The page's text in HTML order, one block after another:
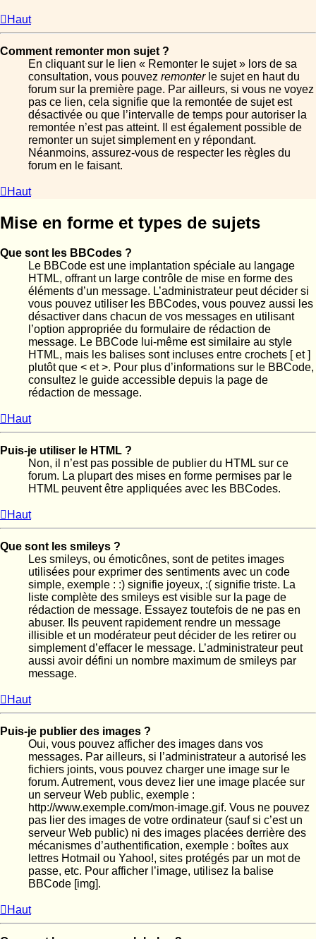
Haut
Comment remonter mon sujet ?
En cliquant sur le lien « Remonter le sujet » lors de sa
consultation, vous pouvez remonterle sujet en haut du
forum sur la première page. Par ailleurs, si vous ne voyez
pas ce lien, cela signifie que la remontée de sujet est
désactivée ou que l’intervalle de temps pour autoriser la
remontée n’est pas atteint. Il est également possible de
remonter un sujet simplement en y répondant.
Néanmoins, assurez-vous de respecter les règles du
forum en le faisant.
Haut
Mise en forme et types de sujets
Que sont les BBCodes ?
Le BBCode est une implantation spéciale au langage
HTML, offrant un large contrôle de mise en forme des
éléments d’un message. L’administrateur peut décider si
vous pouvez utiliser les BBCodes, vous pouvez aussi les
désactiver dans chacun de vos messages en utilisant
l’option appropriée du formulaire de rédaction de
message. Le BBCode lui-même est similaire au style
HTML, mais les balises sont incluses entre crochets [ et ]
plutôt que < et >. Pour plus d’informations sur le BBCode,
consultez le guide accessible depuis la page de
rédaction de message.
Haut
Puis-je utiliser le HTML ?
Non, il n’est pas possible de publier du HTML sur ce
forum. La plupart des mises en forme permises par le
HTML peuvent être appliquées avec les BBCodes.
Haut
Que sont les smileys ?
Les smileys, ou émoticônes, sont de petites images
utilisées pour exprimer des sentiments avec un code
simple, exemple : :) signifie joyeux, :( signifie triste. La
liste complète des smileys est visible sur la page de
rédaction de message. Essayez toutefois de ne pas en
abuser. Ils peuvent rapidement rendre un message
illisible et un modérateur peut décider de les retirer ou
simplement d’effacer le message. L’administrateur peut
aussi avoir défini un nombre maximum de smileys par
message.
Haut
Puis-je publier des images ?
Oui, vous pouvez afficher des images dans vos
messages. Par ailleurs, si l’administrateur a autorisé les
fichiers joints, vous pouvez charger une image sur le
forum. Autrement, vous devez lier une image placée sur
un serveur Web public, exemple :
http://www.exemple.com/mon-image.gif. Vous ne pouvez
pas lier des images de votre ordinateur (sauf si c’est un
serveur Web public) ni des images placées derrière des
mécanismes d’authentification, exemple : boîtes aux
lettres Hotmail ou Yahoo!, sites protégés par un mot de
passe, etc. Pour afficher l’image, utilisez la balise
BBCode [img].
Haut